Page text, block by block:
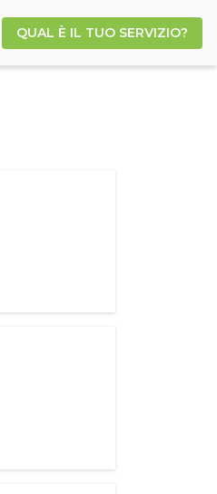
QUAL È IL TUO SERVIZIO?